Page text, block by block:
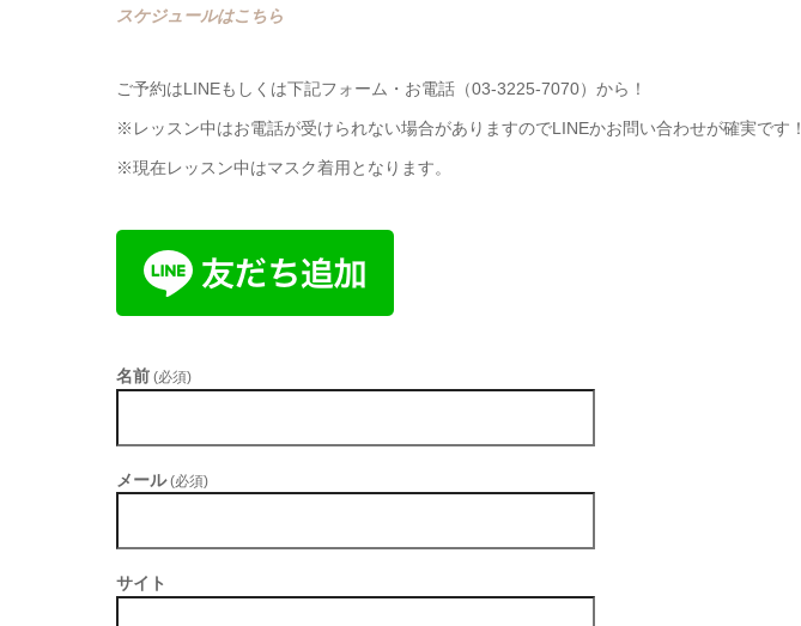
スケジュールはこちら
ご予約はLINEもしくは下記フォーム・お電話（03-3225-7070）から！
※レッスン中はお電話が受けられない場合がありますのでLINEかお問い合わせが確実です！
※現在レッスン中はマスク着用となります。
名前 (必須)
メール (必須)
サイト